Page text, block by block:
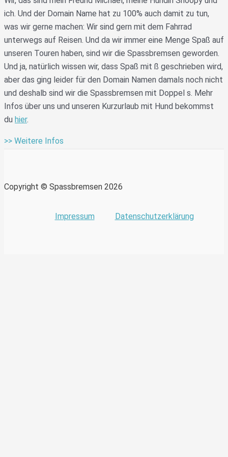
ich. Und der Domain Name hat zu 100% auch damit zu tun,
was wir gerne machen: Wir sind gern mit dem Fahrrad
unterwegs auf Reisen. Und da wir immer eine Menge Spaß auf
unseren Touren haben, sind wir die Spassbremsen geworden.
Und ja, natürlich wissen wir, dass Spaß mit ß geschrieben wird,
aber das ging leider für den Domain Namen damals noch nicht
und deshalb sind wir die Spassbremsen mit Doppel s. Mehr
Infos über uns und unseren Kurzurlaub mit Hund bekommst
du hier.
>> Weitere Infos
Copyright © Spassbremsen 2026
Impressum Datenschutzerklärung